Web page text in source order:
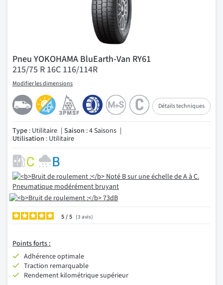
Pneu YOKOHAMA BluEarth-Van RY61
215/75 R 16C 116/114R
Modifier les dimensions
Détails techniques
Type : Utilitaire Saison : 4 Saisons
Utilisation : Utilitaire
5/ 3 avis
Points forts :
Adhérence optimale
Traction remarquable
Rendement kilométrique supérieur